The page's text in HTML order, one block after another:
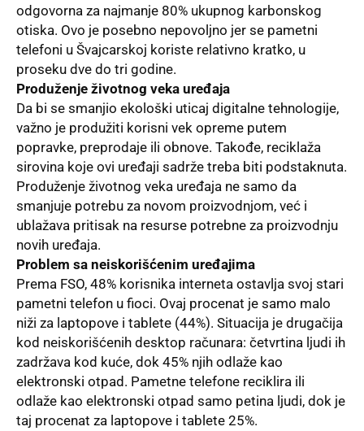
odgovorna za najmanje 80% ukupnog karbonskog
otiska. Ovo je posebno nepovoljno jer se pametni
telefoni u Švajcarskoj koriste relativno kratko, u
proseku dve do tri godine.
Produženje životnog veka uređaja
Da bi se smanjio ekološki uticaj digitalne tehnologije,
važno je produžiti korisni vek opreme putem
popravke, preprodaje ili obnove. Takođe, reciklaža
sirovina koje ovi uređaji sadrže treba biti podstaknuta.
Produženje životnog veka uređaja ne samo da
smanjuje potrebu za novom proizvodnjom, već i
ublažava pritisak na resurse potrebne za proizvodnju
novih uređaja.
Problem sa neiskorišćenim uređajima
Prema FSO, 48% korisnika interneta ostavlja svoj stari
pametni telefon u fioci. Ovaj procenat je samo malo
niži za laptopove i tablete (44%). Situacija je drugačija
kod neiskorišćenih desktop računara: četvrtina ljudi ih
zadržava kod kuće, dok 45% njih odlaže kao
elektronski otpad. Pametne telefone reciklira ili
odlaže kao elektronski otpad samo petina ljudi, dok je
taj procenat za laptopove i tablete 25%.